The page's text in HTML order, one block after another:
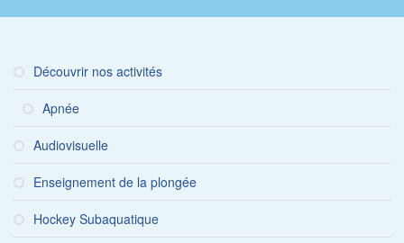
Découvrir nos activités
Apnée
Audiovisuelle
Enseignement de la plongée
Hockey Subaquatique